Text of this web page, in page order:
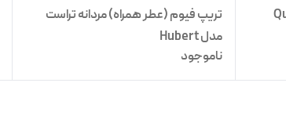
تریپ فیوم (عطر همراه) مردانه تراست
مدل Hubert
ناموجود